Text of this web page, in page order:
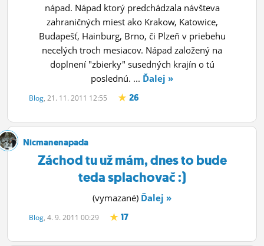
nápad. Nápad ktorý predchádzala návšteva
zahraničných miest ako Krakow, Katowice,
Budapešť, Hainburg, Brno, či Plzeň v priebehu
necelých troch mesiacov. Nápad založený na
doplnení "zbierky" susedných krajín o tú
poslednú. ... Ďalej »
Blog, 21. 11. 2011 12:55 26
Nicmanenapada
Záchod tu už mám, dnes to bude
teda splachovač :)
(vymazané) Ďalej »
Blog, 4. 9. 2011 00:29 17